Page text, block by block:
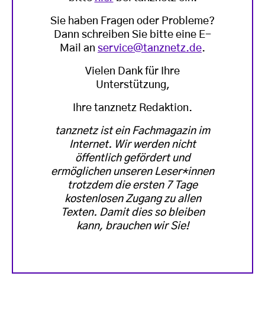
Sie haben Fragen oder Probleme?
Dann schreiben Sie bitte eine E-
Mail an service@tanznetz.de.
Vielen Dank für Ihre
Unterstützung,
Ihre tanznetz Redaktion.
tanznetz ist ein Fachmagazin im
Internet. Wir werden nicht
öffentlich gefördert und
ermöglichen unseren Leser*innen
trotzdem die ersten 7 Tage
kostenlosen Zugang zu allen
Texten. Damit dies so bleiben
kann, brauchen wir Sie!